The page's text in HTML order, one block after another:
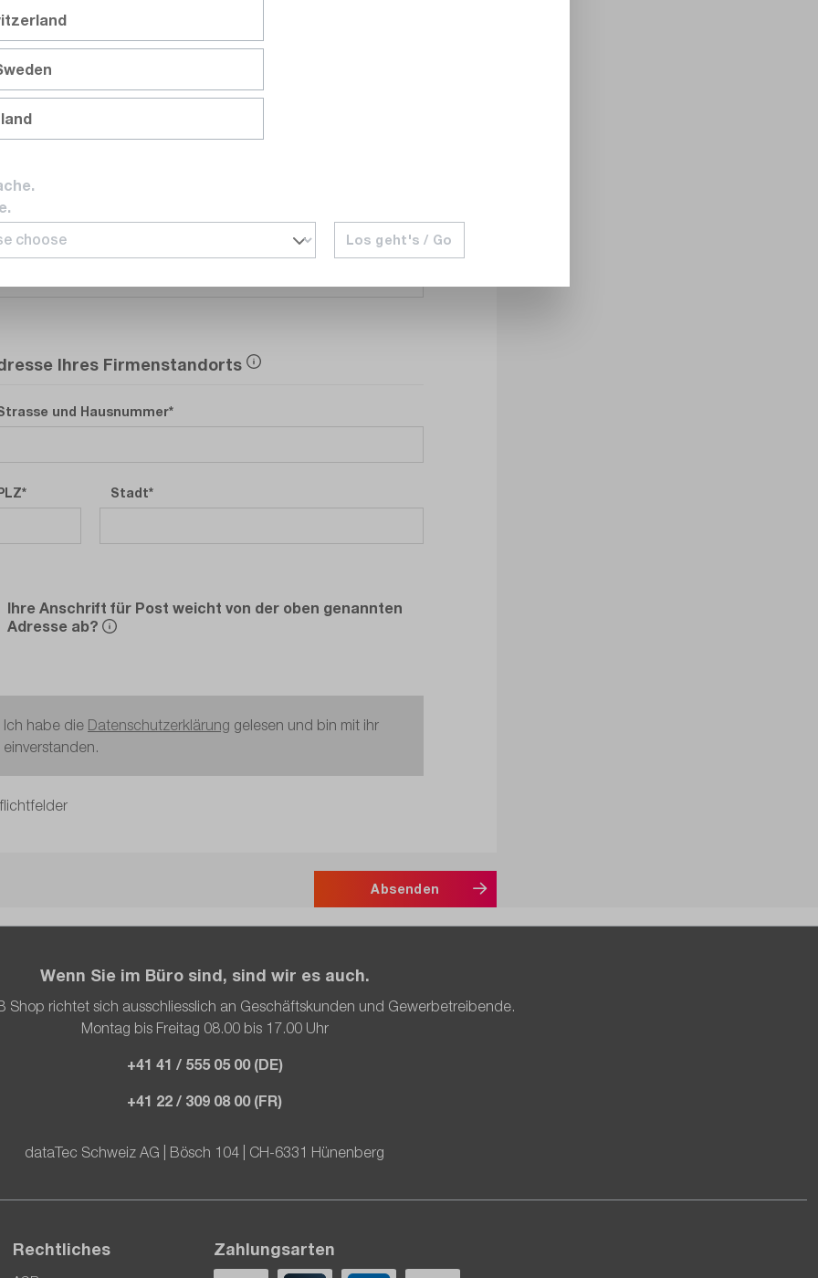
Ihres Firmenstandorts
und Hausnummer
Stadt
Ihre Anschrift für Post weicht von der oben genannten
Adresse ab?
Ich habe die Datenschutzerklärung gelesen und bin mit ihr
einverstanden.
Absenden
Wenn Sie im Büro sind, sind wir es auch.
Shop richtet sich ausschliesslich an Geschäftskunden und Gewerbetreibende.
Montag bis Freitag 08.00 bis 17.00 Uhr
+41 41 / 555 05 00 (DE)
+41 22 / 309 08 00 (FR)
dataTec Schweiz AG | Bösch 104 | CH-6331 Hünenberg
Rechtliches Zahlungsarten
Los geht's / Go